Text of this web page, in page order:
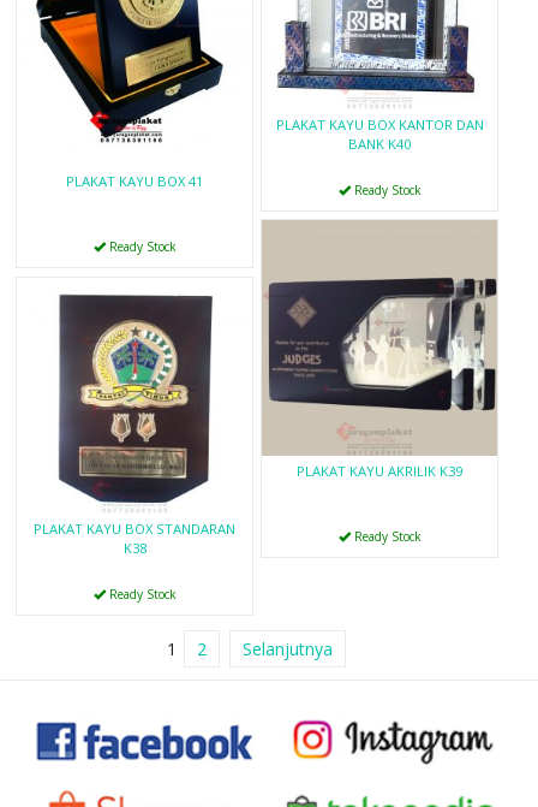
PLAKAT KAYU BOX 41
Ready Stock
PLAKAT KAYU BOX KANTOR DAN
BANK K40
Ready Stock
PLAKAT KAYU AKRILIK K39
Ready Stock
PLAKAT KAYU BOX STANDARAN
K38
Ready Stock
1 2 Selanjutnya